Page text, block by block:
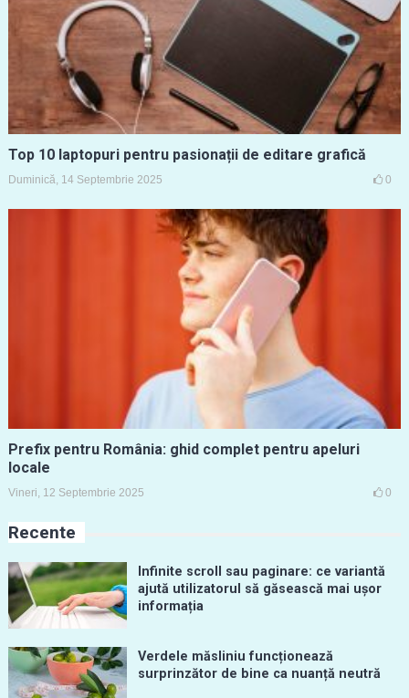
Top 10 laptopuri pentru pasionații de editare grafică
Duminică, 14 Septembrie 2025 0
Prefix pentru România: ghid complet pentru apeluri
locale
Vineri, 12 Septembrie 2025 0
Recente
Infinite scroll sau paginare: ce variantă
ajută utilizatorul să găsească mai ușor
informația
Verdele măsliniu funcționează
surprinzător de bine ca nuanță neutră